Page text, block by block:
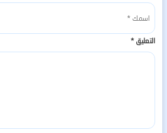
التعليق*